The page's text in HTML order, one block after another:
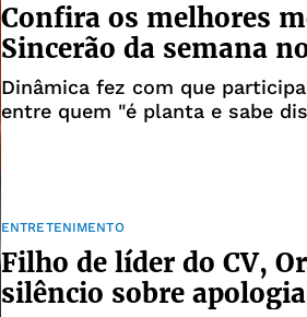
Confira os melhores
Sincerão da semana
Dinâmica fez com que
entre quem "é planta e sabe
ENTRETENIMENTO
Filho de líder do CV,
silêncio sobre